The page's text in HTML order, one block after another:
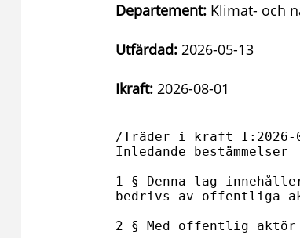
Departement: Klimat- och
Utfärdad: 2026-05-13
Ikraft: 2026-08-01
/Träder i kraft I:2026-
Inledande bestämmelser
1 § Denna lag
bedrivs av offentliga
2 § Med offentlig aktör